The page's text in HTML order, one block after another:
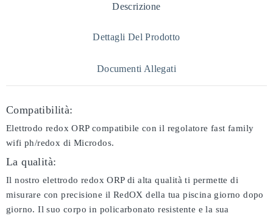
Descrizione
Dettagli Del Prodotto
Documenti Allegati
Compatibilità:
Elettrodo redox ORP compatibile con il regolatore fast family
wifi ph/redox di Microdos.
La qualità:
Il nostro elettrodo redox ORP di alta qualità ti permette di
misurare con precisione il RedOX della tua piscina giorno dopo
giorno. Il suo corpo in policarbonato resistente e la sua